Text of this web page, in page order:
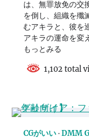
は、無罪放免の交
を倒し、組織を殲
むアキラと、彼を
アキラの運命を
もっとみる
1,102 total
CGがいい DMM